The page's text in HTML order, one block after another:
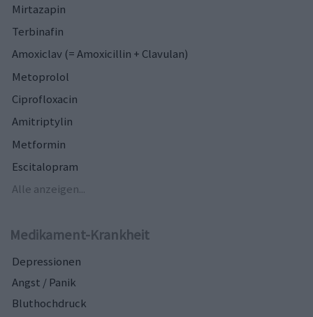
Mirtazapin
Terbinafin
Amoxiclav (= Amoxicillin + Clavulan)
Metoprolol
Ciprofloxacin
Amitriptylin
Metformin
Escitalopram
Alle anzeigen...
Medikament-Krankheit
Depressionen
Angst / Panik
Bluthochdruck